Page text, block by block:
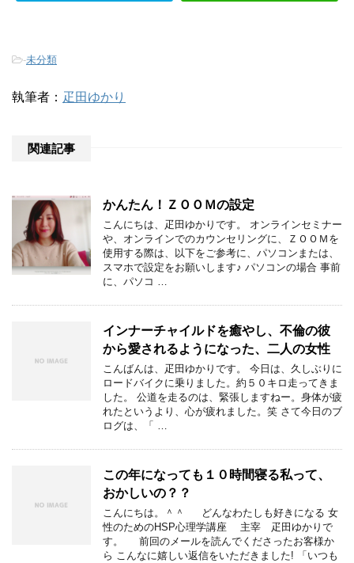
-未分類
執筆者： 疋田ゆかり
関連記事
かんたん！ＺＯＯＭの設定
こんにちは、疋田ゆかりです。 オンラインセミナー
や、オンラインでのカウンセリングに、ＺＯＯＭを
使用する際は、以下をご参考に、パソコンまたは、
スマホで設定をお願いします♪ パソコンの場合 事前
に、パソコ …
インナーチャイルドを癒やし、不倫の彼
から愛されるようになった、二人の女性
こんばんは、疋田ゆかりです。 今日は、久しぶりに
ロードバイクに乗りました。約５０キロ走ってきま
した。 公道を走るのは、緊張しますねー。身体が疲
れたというより、心が疲れました。笑 さて今日のブ
ログは、「 …
この年になっても１０時間寝る私って、
おかしいの？？
こんにちは。＾＾ どんなわたしも好きになる 女
性のためのHSP心理学講座 主宰 疋田ゆかりで
す。 前回のメールを読んでくださったお客様か
ら こんなに嬉しい返信をいただきました! 「いつも